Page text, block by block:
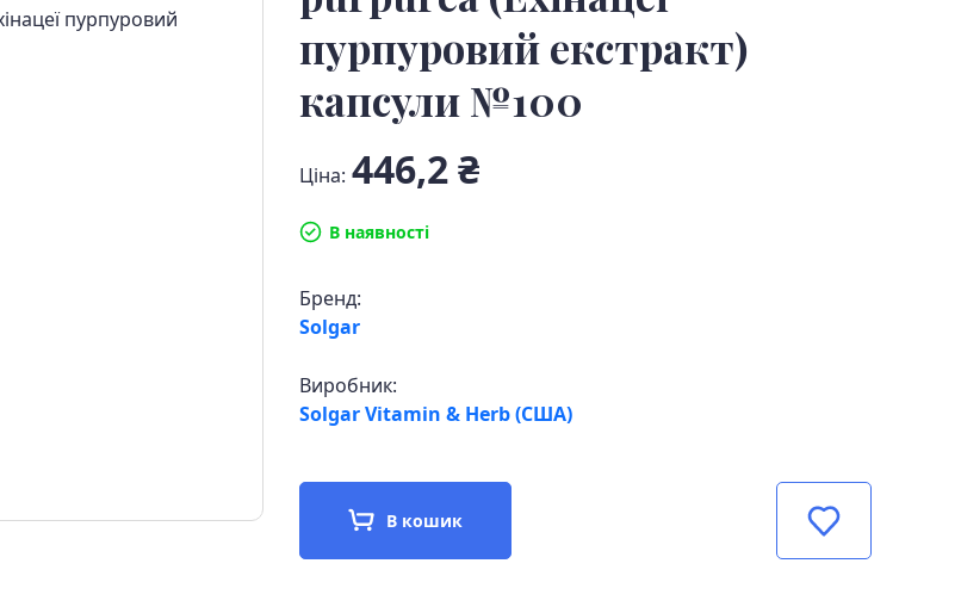
пурпуровий екстракт)
капсули №100
Ціна: 446,2 ₴
В наявності
Бренд:
Solgar
Виробник:
Solgar Vitamin & Herb (США)
В кошик